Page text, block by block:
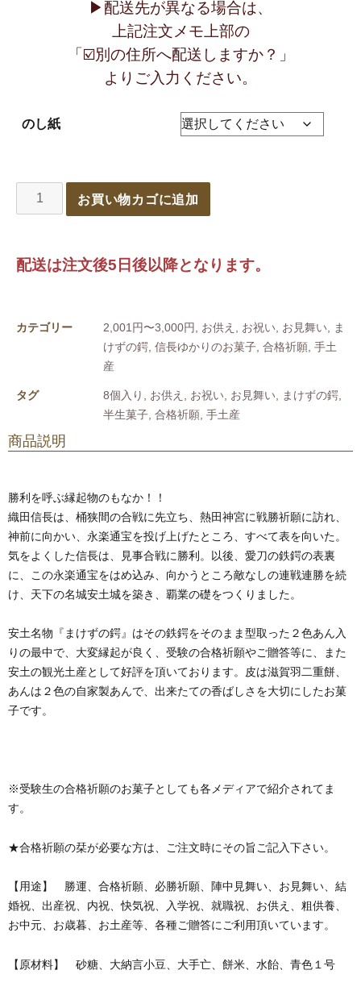
▶︎配送先が異なる場合は、
上記注文メモ上部の
「☑️別の住所へ配送しますか？」
よりご入力ください。
のし紙
お買い物カゴに追加
配送は注文後5日後以降となります。
カテゴリー 2,001円〜3,000円, お供え , お祝い, お見舞い, ま
けずの鍔, 信長ゆかりのお菓子, 合格祈願, 手土
産
タグ 8個入り , お供え , お祝い, お見舞い, まけずの鍔,
半生菓子, 合格祈願, 手土産
商品説明
勝利を呼ぶ縁起物のもなか！！
織田信長は、桶狭間の合戦に先立ち、熱田神宮に戦勝祈願に訪れ、
神前に向かい、永楽通宝を投げ上げたところ、すべて表を向いた。
気をよくした信長は、見事合戦に勝利。以後、愛刀の鉄鍔の表裏
に、この永楽通宝をはめ込み、向かうところ敵なしの連戦連勝を続
け、天下の名城安土城を築き、覇業の礎をつくりました。
安土名物『まけずの鍔』はその鉄鍔をそのまま型取った２色あん入
りの最中で、大変縁起が良く、受験の合格祈願やご贈答等に、また
安土の観光土産として好評を頂いております。皮は滋賀羽二重餅、
あんは２色の自家製あんで、出来たての香ばしさを大切にしたお菓
子です。
※受験生の合格祈願のお菓子としても各メディアで紹介されてま
す。
★合格祈願の栞が必要な方は、ご注文時にその旨ご記入下さい。
【用途】 勝運、合格祈願、必勝祈願、陣中見舞い、お見舞い、結
婚祝、出産祝、内祝、快気祝、入学祝、就職祝、お供え、粗供養、
お中元、お歳暮、お土産等、各種ご贈答にご利用頂いています。
【原材料】 砂糖、大納言小豆、大手亡、餅米、水飴、青色１号